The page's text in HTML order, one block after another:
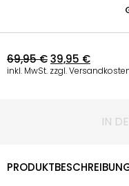
69,95€39,95 €
inkl. MwSt. zzgl.
IN